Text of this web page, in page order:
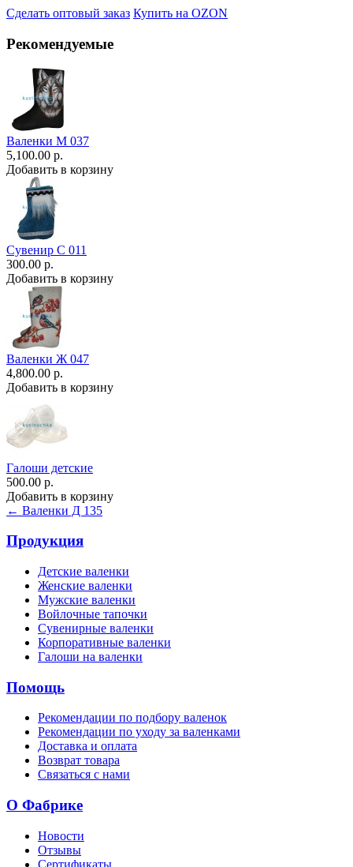
Сделать оптовый заказ Купить на OZON
Рекомендуемые
Валенки М 037
5,100.00 р.
Добавить в корзину
Сувенир С 011
300.00 р.
Добавить в корзину
Валенки Ж 047
4,800.00 р.
Добавить в корзину
Галоши детские
500.00 р.
Добавить в корзину
← Валенки Д 135
Продукция
Детские валенки
Женские валенки
Мужские валенки
Войлочные тапочки
Сувенирные валенки
Корпоративные валенки
Галоши на валенки
Помощь
Рекомендации по подбору валенок
Рекомендации по уходу за валенками
Доставка и оплата
Возврат товара
Связаться с нами
О Фабрике
Новости
Отзывы
Сертификаты